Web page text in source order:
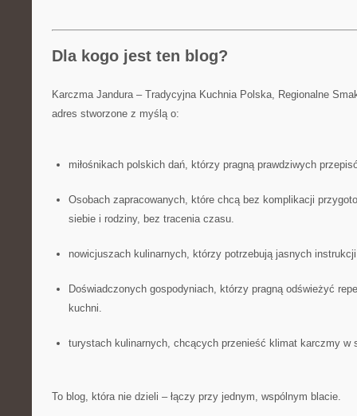
Dla kogo jest ten blog?
Karczma Jandura – Tradycyjna Kuchnia Polska, Regionalne
adres stworzone z myślą o:
miłośnikach polskich dań, którzy pragną prawdziwych
Osobach zapracowanych, które chcą bez komplikacji
siebie i rodziny, bez tracenia czasu.
nowicjuszach kulinarnych, którzy potrzebują jasnych
Doświadczonych gospodyniach, którzy pragną odświeżyć
kuchni.
turystach kulinarnych, chcących przenieść klimat karczmy w
To blog, która nie dzieli – łączy przy jednym, wspólnym blacie.